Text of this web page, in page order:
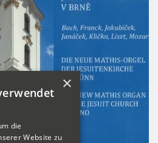
×
die
Website zu